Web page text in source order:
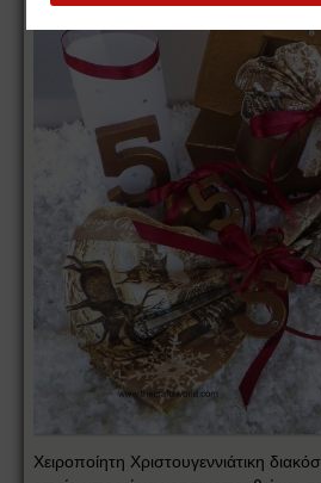
Χειροποίητη Χριστουγεννιάτικη